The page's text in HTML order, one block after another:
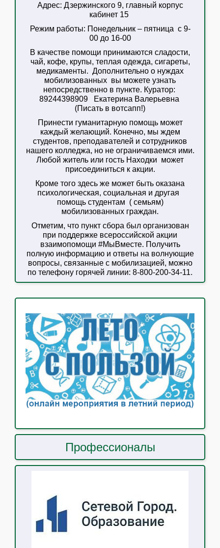
Адрес: Дзержинского 9, главный корпус
кабинет 15
Режим работы: Понедельник – пятница с 9-
00 до 16-00
В качестве помощи принимаются сладости,
чай, кофе, крупы, теплая одежда, сигареты,
медикаменты. Дополнительно о нуждах
мобилизованных вы можете узнать
непосредственно в пункте. Куратор:
89244398909 Екатерина Валерьевна
(Писать в вотсапп!)
Принести гуманитарную помощь может
каждый желающий. Конечно, мы ждем
студентов, преподавателей и сотрудников
нашего колледжа, но не ограничиваемся ими.
Любой житель или гость Находки может
присоединиться к акции.
Кроме того здесь же может быть оказана
психологическая, социальная и другая
помощь студентам ( семьям)
мобилизованных граждан.
Отметим, что пункт сбора был организован
при поддержке всероссийской акции
взаимопомощи #МыВместе. Получить
полную информацию и ответы на волнующие
вопросы, связанные с мобилизацией, можно
по телефону горячей линии: 8-800-200-34-11.
Профессионалы